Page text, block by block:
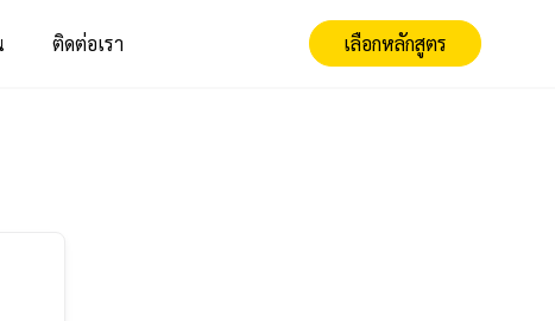
ติดต่อเรา เลือกหลักสูตร